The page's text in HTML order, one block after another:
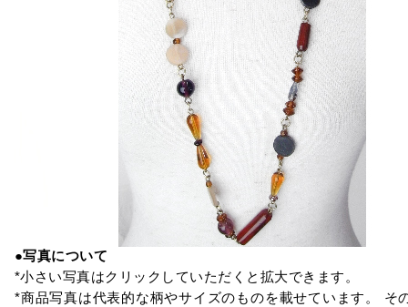
●写真について
*小さい写真はクリックしていただくと拡大できます。
*商品写真は代表的な柄やサイズのものを載せています。 そ